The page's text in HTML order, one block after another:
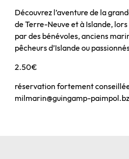
Découvrez l’aventure de la
de Terre-Neuve et à Islande, lors
par des bénévoles, anciens
pêcheurs d’Islande ou
2.50€
réservation fortement
milmarin@guingamp-